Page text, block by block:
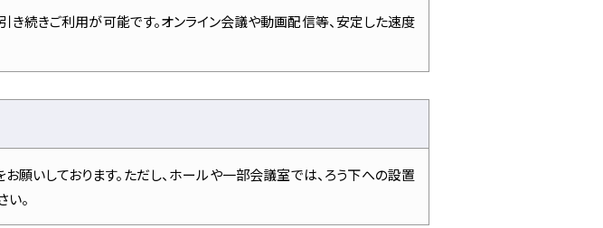
き続きご利用が可能です。オンライン会議や動画配信等、安定した速度
いしております。ただし、ホールや一部会議室では、ろう下への設置
。